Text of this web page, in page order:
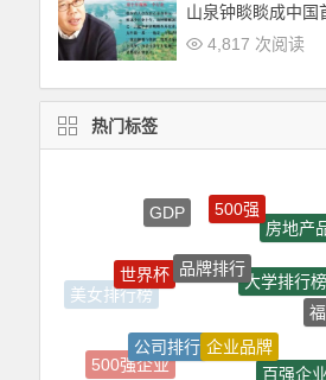
山泉钟睒睒成中国
4,817 次阅读
热门标签
GDP
500强
房地产
美女排行榜
世界杯
品牌排行
大学排行
500强企业
公司排行 企业品牌
百强企